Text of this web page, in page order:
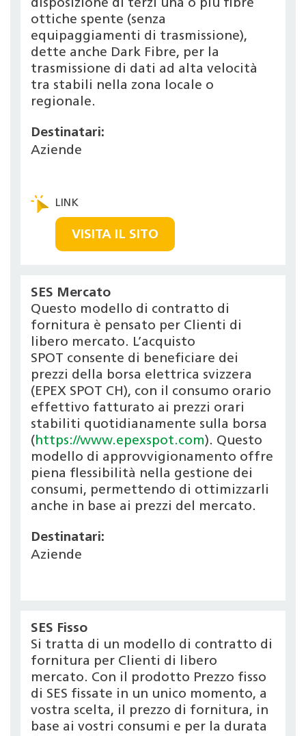
disposizione di terzi una o più fibre
ottiche spente (senza
equipaggiamenti di trasmissione),
dette anche Dark Fibre, per la
trasmissione di dati ad alta velocità
tra stabili nella zona locale o
regionale.
Destinatari:
Aziende
VISITA IL SITO
SES Mercato
Questo modello di contratto di
fornitura è pensato per Clienti di
libero mercato. L’acquisto
SPOT consente di beneficiare dei
prezzi della borsa elettrica svizzera
(EPEX SPOT CH), con il consumo orario
effettivo fatturato ai prezzi orari
stabiliti quotidianamente sulla borsa
( https://www.epexspot.com). Questo
modello di approvvigionamento offre
piena flessibilità nella gestione dei
consumi, permettendo di ottimizzarli
anche in base ai prezzi del mercato.
Destinatari:
Aziende
SES Fisso
Si tratta di un modello di contratto di
fornitura per Clienti di libero
mercato. Con il prodotto Prezzo fisso
di SES fissate in un unico momento, a
vostra scelta, il prezzo di fornitura, in
base ai vostri consumi e per la durata